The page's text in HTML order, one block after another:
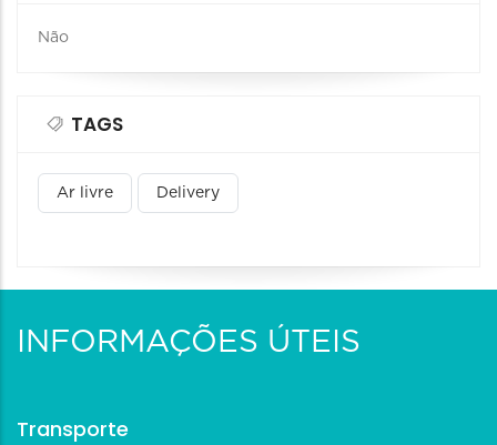
Não
TAGS
Ar livre Delivery
INFORMAÇÕES ÚTEIS
Transporte